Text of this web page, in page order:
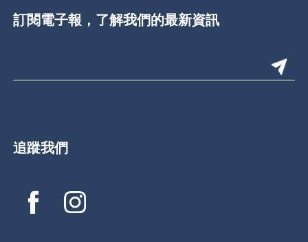
訂閱電子報，了解我們的最新資訊
追蹤我們